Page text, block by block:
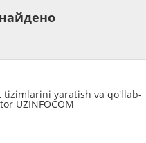
tizimlarini yaratish va qo'llab-
UZINFOCOM